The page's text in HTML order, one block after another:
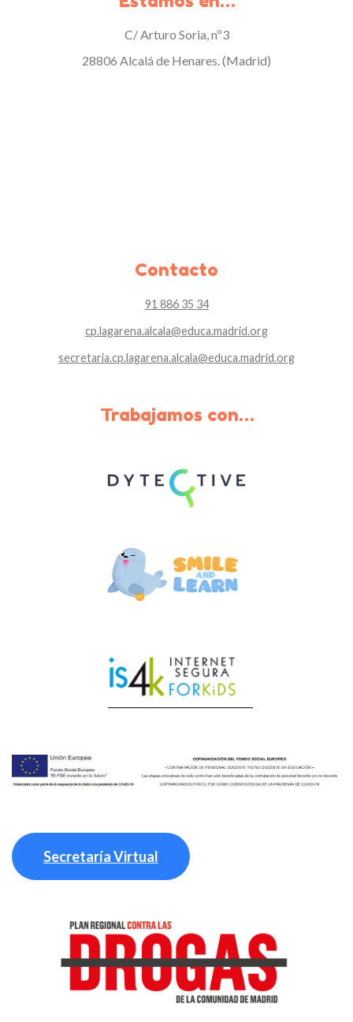
C/ Arturo Soria, nº3
28806 Alcalá de Henares. (Madrid)
Contacto
91 886 35 34
cp.lagarena.alcala@educa.madrid.org
secretaria.cp.lagarena.alcala@educa.madrid.org
Trabajamos con…
Secretaría Virtual